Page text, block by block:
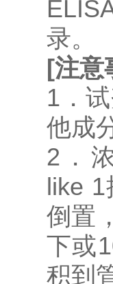
录。
[注意
1．
他成
2．
like
倒置
下或
积到